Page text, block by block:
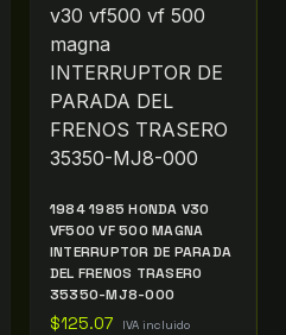
1984 1985 HONDA V30
VF500 VF 500 MAGNA
INTERRUPTOR DE PARADA
DEL FRENOS TRASERO
35350-MJ8-000
$125.07 IVA incluido